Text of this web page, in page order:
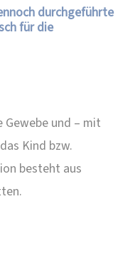
durchgeführte
für die
und – mit
Kind bzw.
besteht aus